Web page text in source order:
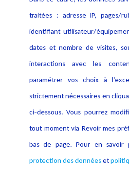
traitées : adresse IP, pages/
identifiant utilisateur/
dates et nombre de visites,
interactions avec les
paramétrer vos choix à
strictement nécessaires en
ci-dessous. Vous pourrez
tout moment via Revoir mes
bas de page. Pour en savoir
protection des donnéeset